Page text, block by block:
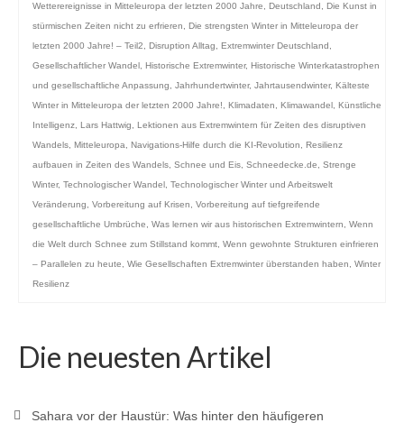
Wetterereignisse in Mitteleuropa der letzten 2000 Jahre
Deutschland
Die Kunst in
stürmischen Zeiten nicht zu erfrieren
Die strengsten Winter in Mitteleuropa der
letzten 2000 Jahre! – Teil2
Disruption Alltag Extremwinter Deutschland
Gesellschaftlicher Wandel Historische Extremwinter, Historische Winterkatastrophen
und gesellschaftliche Anpassung
Jahrhundertwinter, Jahrtausendwinter, Kälteste
Winter in Mitteleuropa der letzten 2000 Jahre!
Klimadaten Klimawandel Künstliche
Intelligenz Lars Hattwig
Lektionen aus Extremwintern für Zeiten des disruptiven
Wandels Mitteleuropa Navigations-Hilfe durch die KI-Revolution
Resilienz
aufbauen in Zeiten des Wandels Schnee und Eis Schneedecke.de
Strenge
Winter, Technologischer Wandel Technologischer Winter und Arbeitswelt
Veränderung
Vorbereitung auf Krisen
Vorbereitung auf tiefgreifende
gesellschaftliche Umbrüche
Was lernen wir aus historischen Extremwintern
Wenn
die Welt durch Schnee zum Stillstand kommt Wenn gewohnte Strukturen einfrieren
– Parallelen zu heute
Wie Gesellschaften Extremwinter überstanden haben
Winter
Resilienz
Die neuesten Artikel
Sahara vor der Haustür: Was hinter den häufigeren